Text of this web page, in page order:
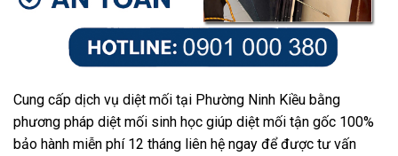
Cung cấp dịch vụ diệt mối tại Phường Ninh Kiều bằng
phương pháp diệt mối sinh học giúp diệt mối tận gốc 100%
bảo hành miễn phí 12 tháng liên hệ ngay để được tư vấn